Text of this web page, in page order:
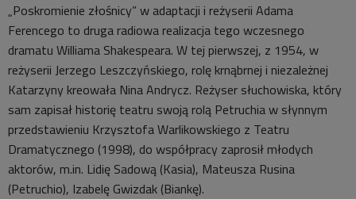
„Poskromienie złośnicy” w adaptacji i reżyserii Adama
Ferencego to druga radiowa realizacja tego wczesnego
dramatu Williama Shakespeara. W tej pierwszej, z 1954, w
reżyserii Jerzego Leszczyńskiego, rolę krnąbrnej i niezależnej
Katarzyny kreowała Nina Andrycz. Reżyser słuchowiska, który
sam zapisał historię teatru swoją rolą Petruchia w słynnym
przedstawieniu Krzysztofa Warlikowskiego z Teatru
Dramatycznego (1998), do współpracy zaprosił młodych
aktorów, m.in. Lidię Sadową (Kasia), Mateusza Rusina
(Petruchio), Izabelę Gwizdak (Biankę).